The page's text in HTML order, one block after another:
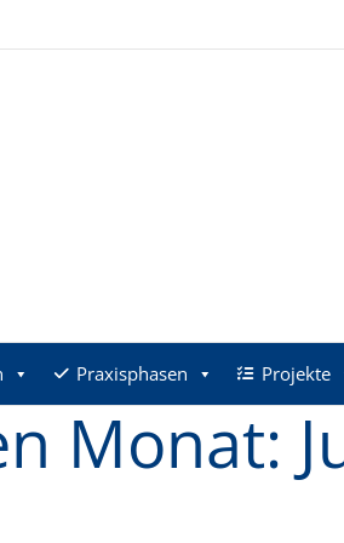
Praxisphasen Projekte
Monat: